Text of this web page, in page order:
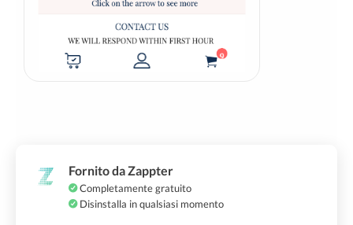
Fornito da Zappter
Completamente gratuito
Disinstalla in qualsiasi momento